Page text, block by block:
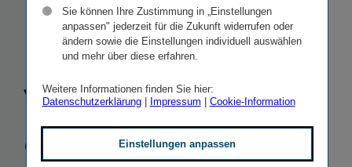
Nachhal­tig­
keit­sindex
VÖNIX
gelistet
Sie können Ihre Zustimmung in „Einstellungen
anpassen" jederzeit für die Zukunft widerrufen oder
ändern sowie die Einstellungen individuell auswählen
und mehr über diese erfahren.
Weitere Informationen finden Sie hier:
Datenschutzerklärung| Impressum Cookie-Information
Einstellungen anpassen